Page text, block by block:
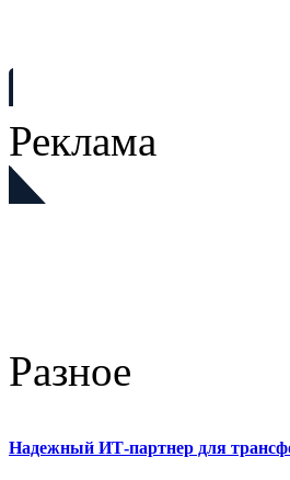
Реклама
Разное
Надежный ИТ-партнер для